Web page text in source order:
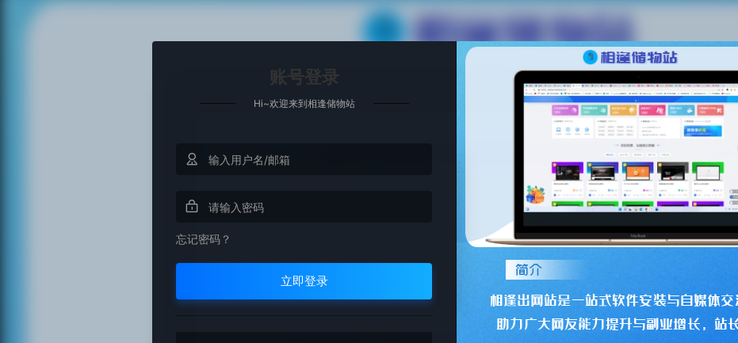
账号登录
Hi~欢迎来到相逢储物站
忘记密码？
立即登录
返回登录